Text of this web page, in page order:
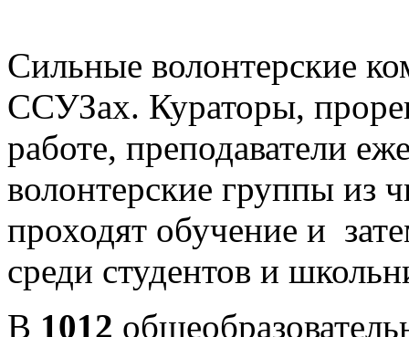
Сильные волонтерские
ССУЗах. Кураторы,
работе, преподаватели
волонтерские группы из
проходят обучение и
среди студентов и
В 1012